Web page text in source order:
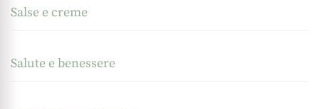
Salse e creme
Salute e benessere